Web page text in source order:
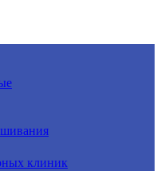
клиник